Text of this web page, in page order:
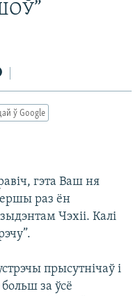
ў Google
гэта Ваш ня
раз ён
Чэхіі. Калі
прысутнічаў і
за ўсё